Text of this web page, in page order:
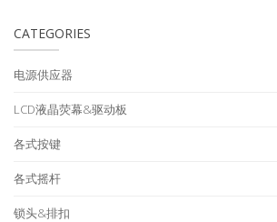
CATEGORIES
电源供应器
LCD液晶荧幕&驱动板
各式按键
各式摇杆
锁头&排扣